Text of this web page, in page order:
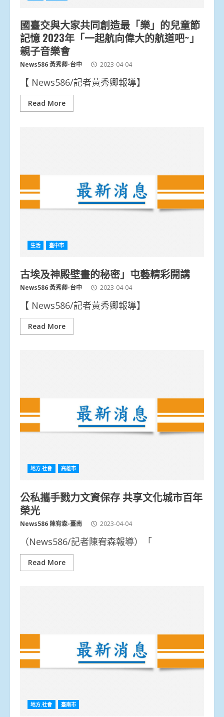
國臺交與大家共同創造最「樂」的兒童節
記憶 2023年「一起航向偉大的航道吧~」
親子音樂會
News586 黃秀卿-台中 2023-04-04
【 News586/記者黃秀卿報導】
Read More
生活 臺中市
古埃及神殿壁畫的秘密」屯藝精彩開講
News586 黃秀卿-台中 2023-04-04
【 News586/記者黃秀卿報導】
Read More
地方.社會 高雄市
公私攜手戮力文資保存 共享文化城市百年
榮光
News586 陳宥森-臺南 2023-04-04
（News586/記者陳宥森報導）「
Read More
地方.社會 臺南市